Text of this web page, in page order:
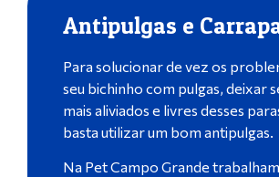
Antipulgas e
Para solucionar de vez os
seu bichinho com pulgas, deixar
mais aliviados e livres desses
basta utilizar um bom antipulgas.
Na Pet Campo Grande